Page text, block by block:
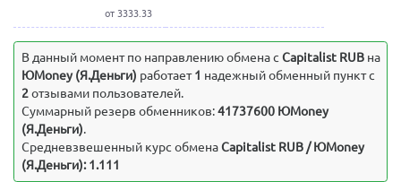
от 3333.33
В данный момент по направлению обмена cCapitalist RUBна
ЮMoney (Я.Деньги) работает1 надежный обменный пункт с
2отзывами пользователей.
Суммарный резерв обменников:41737600 ЮMoney
(Я.Деньги).
Средневзвешенный курс обменаCapitalist RUB / ЮMoney
(Я.Деньги): 1.111